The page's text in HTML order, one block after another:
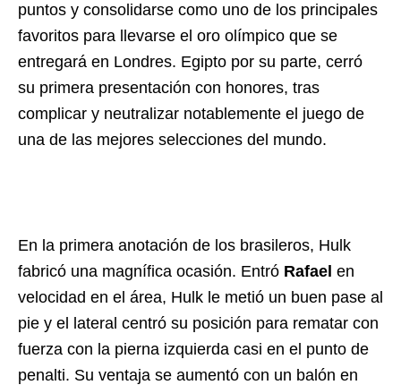
puntos y consolidarse como uno de los principales
favoritos para llevarse el oro olímpico que se
entregará en Londres. Egipto por su parte, cerró
su primera presentación con honores, tras
complicar y neutralizar notablemente el juego de
una de las mejores selecciones del mundo.
En la primera anotación de los brasileros, Hulk
fabricó una magnífica ocasión. Entró Rafael en
velocidad en el área, Hulk le metió un buen pase al
pie y el lateral centró su posición para rematar con
fuerza con la pierna izquierda casi en el punto de
penalti. Su ventaja se aumentó con un balón en